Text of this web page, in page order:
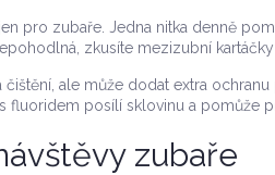
pro zubaře. Jedna nitka denně
zkusíte mezizubní
čištění, ale může dodat extra
fluoridem posílí sklovinu a pomůže
zubaře